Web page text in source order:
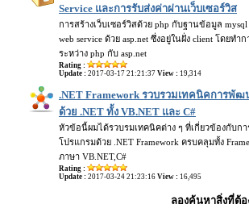
Service และการรับส่งค่าผ่านเว็บเซอร์วิส
การสร้างเว็บเซอร์วิสด้วย php กับฐานข้อมูล
web service ด้วย asp.net ซึ่งอยู่ในฝั่ง client โดยทำ
ระหว่าง php กับ asp.net
Rating :
Update : 2017-03-17 21:21:37 View : 19,314
.NET Framework รวบรวมเทคนิคการพัฒ
ด้วย .NET ทั้ง VB.NET และ C#
หัวข้อนี้ผมได้รวบรมเทคนิคต่าง ๆ ที่เกี่ยวข้องกับก
โปรแกรมด้วย .NET Framework ครบคลุมทั้ง
ภาษา VB.NET,C#
Rating :
Update : 2017-03-24 21:23:16 View : 16,495
ลองค้นหาสิ่งที่ต้อ